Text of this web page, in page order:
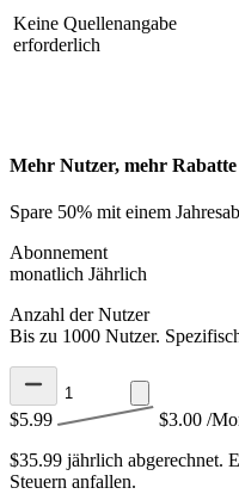
Keine Quellenangabe
erforderlich
Mehr Nutzer, mehr Rabatte
Spare 50% mit einem
Abonnement
monatlich Jährlich
Anzahl der Nutzer
Bis zu 1000 Nutzer.
$5.99 $3.00 /
$35.99 jährlich abgerechnet.
Steuern anfallen.